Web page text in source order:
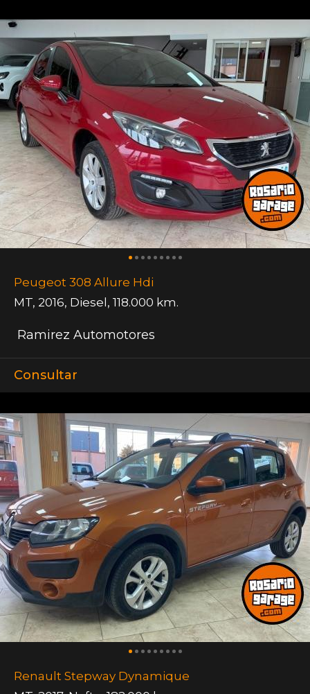
Peugeot 308 Allure Hdi
MT, 2016, Diesel , 118.000 km.
Ramirez Automotores
Consultar
Renault Stepway Dynamique